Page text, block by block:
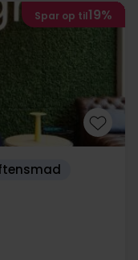
Spar op til19%